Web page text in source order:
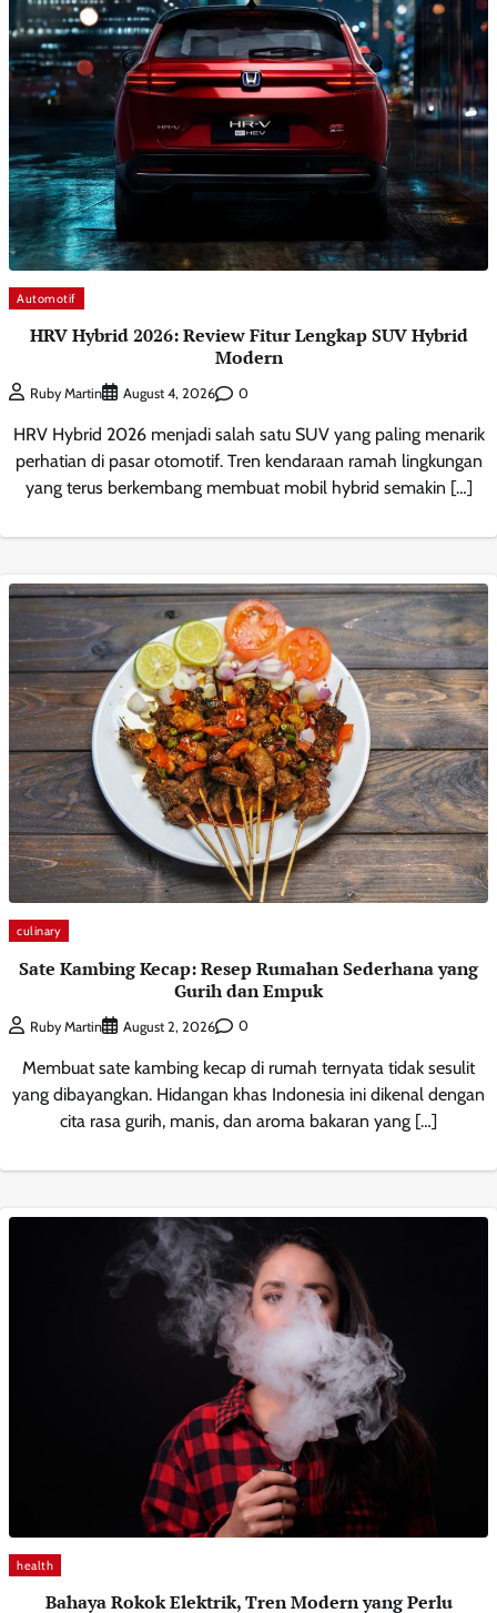
Automotif
HRV Hybrid 2026: Review Fitur Lengkap SUV Hybrid
Modern
Ruby Martin August 4, 2026 0
HRV Hybrid 2026 menjadi salah satu SUV yang paling menarik
perhatian di pasar otomotif. Tren kendaraan ramah lingkungan
yang terus berkembang membuat mobil hybrid semakin […]
culinary
Sate Kambing Kecap: Resep Rumahan Sederhana yang
Gurih dan Empuk
Ruby Martin August 2, 2026 0
Membuat sate kambing kecap di rumah ternyata tidak sesulit
yang dibayangkan. Hidangan khas Indonesia ini dikenal dengan
cita rasa gurih, manis, dan aroma bakaran yang […]
health
Bahaya Rokok Elektrik, Tren Modern yang Perlu